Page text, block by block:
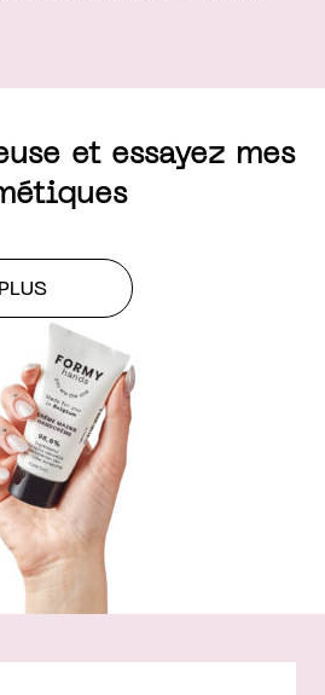
et essayez mes